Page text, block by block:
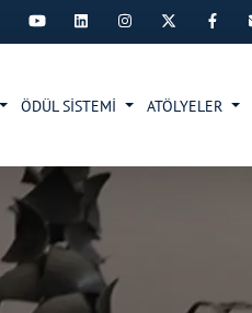
ÖDÜL SİSTEMİ ATÖLYELER